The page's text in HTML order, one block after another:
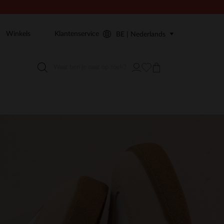
Winkels Klantenservice BE | Nederlands